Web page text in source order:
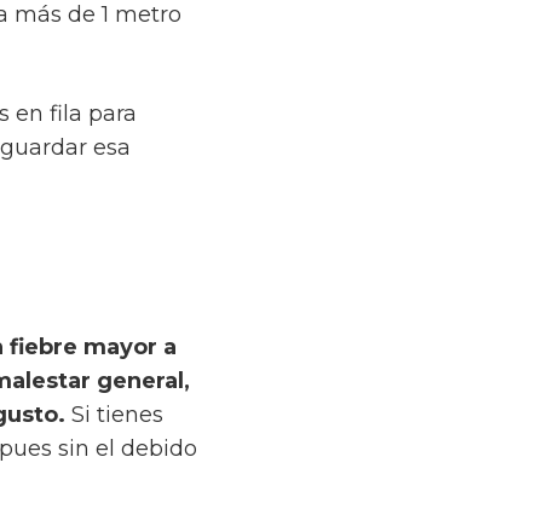
más de 1 metro
en fila para
esa
fiebre mayor a
general,
Si tienes
sin el debido